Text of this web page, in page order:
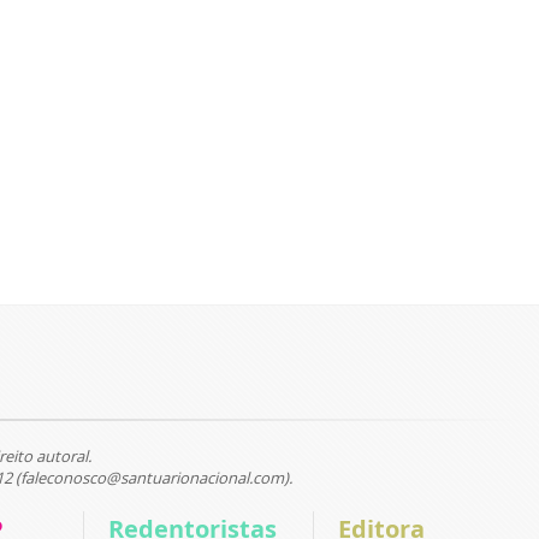
autoral.
(faleconosco@santuarionacional.com).
Redentoristas Editora